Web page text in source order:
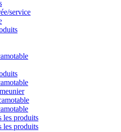
service
les produits
les produits